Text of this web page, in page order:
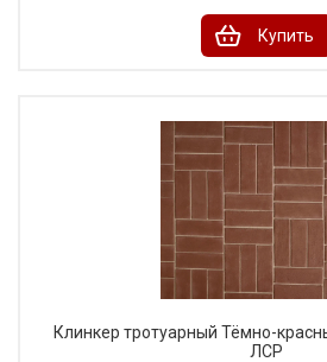
Купить
Клинкер тротуарный Тёмно-
ЛСР